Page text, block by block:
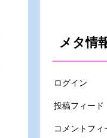
メタ情
ログイン
投稿フィード
コメントフィ